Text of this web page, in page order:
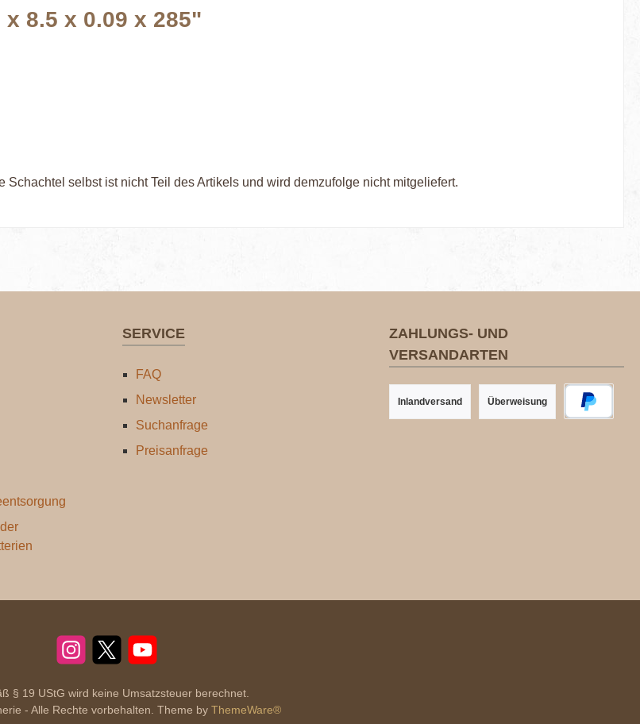
8.5 x 0.09 x 285"
selbst ist nicht Teil des Artikels und wird demzufolge nicht mitgeliefert.
SERVICE
FAQ
Newsletter
Suchanfrage
Preisanfrage
ZAHLUNGS- UND
VERSANDARTEN
Überweisung
Inlandversand
Instagram YouTube
§ 19 UStG wird keine Umsatzsteuer berechnet.
- Alle Rechte vorbehalten. Theme by ThemeWare®